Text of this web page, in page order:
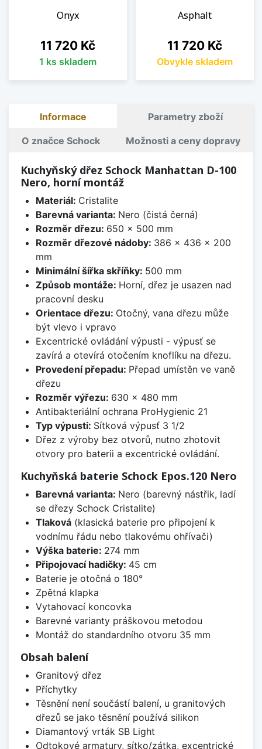
Onyx
Cena
11 720 Kč
1 ks skladem
Asphalt
Cena
11 720 Kč
Obvykle skladem
Informace Parametry zboží
O značce Schock Možnosti a ceny dopravy
Kuchyňský dřez Schock Manhattan D-100
Nero, horní montáž
Materiál: Cristalite
Barevná varianta: Nero (čistá černá)
Rozměr dřezu: 650 x 500 mm
Rozměr dřezové nádoby: 386 x 436 x 200
mm
Minimální šířka skříňky: 500 mm
Způsob montáže: Horní, dřez je usazen nad
pracovní desku
Orientace dřezu: Otočný, vana dřezu může
být vlevo i vpravo
Excentrické ovládání výpusti - výpusť se
zavírá a otevírá otočením knoflíku na dřezu.
Provedení přepadu: Přepad umístěn ve vaně
dřezu
Rozměr výřezu: 630 x 480 mm
Antibakteriální ochrana ProHygienic 21
Typ výpusti: Sítková výpusť 3 1/2
Dřez z výroby bez otvorů, nutno zhotovit
otvory pro baterii a excentrické ovládání.
Kuchyňská baterie Schock Epos.120 Nero
Barevná varianta: Nero (barevný nástřik, ladí
se dřezy Schock Cristalite)
Tlaková(klasická baterie pro připojení k
vodnímu řádu nebo tlakovému ohřívači)
Výška baterie: 274 mm
Připojovací hadičky: 45 cm
Baterie je otočná o 180°
Zpětná klapka
Vytahovací koncovka
Barevné varianty práškovou metodou
Montáž do standardního otvoru 35 mm
Obsah balení
Granitový dřez
Příchytky
Těsnění není součástí balení, u granitových
dřezů se jako těsnění používá silikon
Diamantový vrták SB Light
Odtokové armatury, sítko/zátka, excentrické